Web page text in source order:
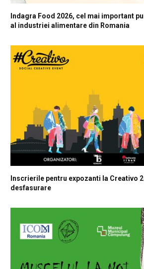
Indagra Food 2026, cel mai important
al industriei alimentare din Romania
Inscrierile pentru expozanti la Creativo
desfasurare